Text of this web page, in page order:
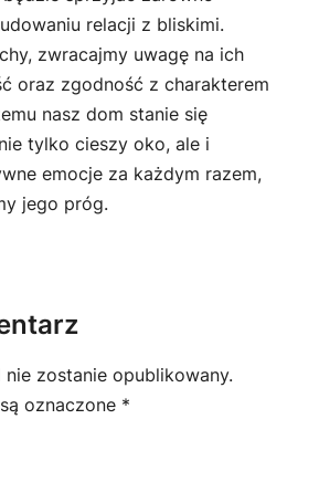
relacji z bliskimi.
zwracajmy uwagę na ich
oraz zgodność z charakterem
nasz dom stanie się
tylko cieszy oko, ale i
emocje za każdym razem,
jego próg.
nie zostanie opublikowany.
oznaczone *